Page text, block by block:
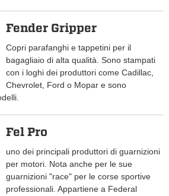
Fender Gripper
Copri parafanghi e tappetini per il
bagagliaio di alta qualità. Sono stampati
con i loghi dei produttori come Cadillac,
Chevrolet, Ford o Mopar e sono
Fel Pro
uno dei principali produttori di guarnizioni
per motori. Nota anche per le sue
guarnizioni "race" per le corse sportive
professionali. Appartiene a Federal